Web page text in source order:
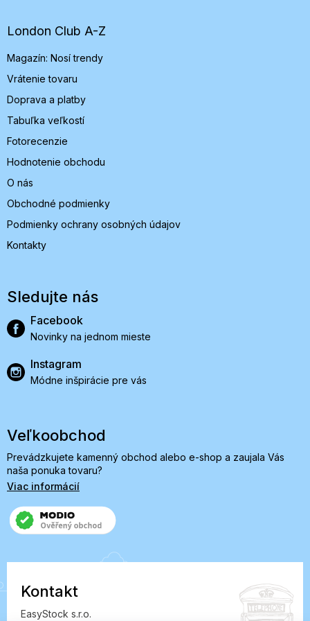
e
London Club A-Z
Magazín: Nosí trendy
Vrátenie tovaru
Doprava a platby
Tabuľka veľkostí
Fotorecenzie
Hodnotenie obchodu
O nás
Obchodné podmienky
Podmienky ochrany osobných údajov
Kontakty
Sledujte nás
Facebook
Novinky na jednom mieste
Instagram
Módne inšpirácie pre vás
Veľkoobchod
Prevádzkujete kamenný obchod alebo e-shop a zaujala Vás
naša ponuka tovaru?
Viac informácií
Kontakt
EasyStock s.r.o.